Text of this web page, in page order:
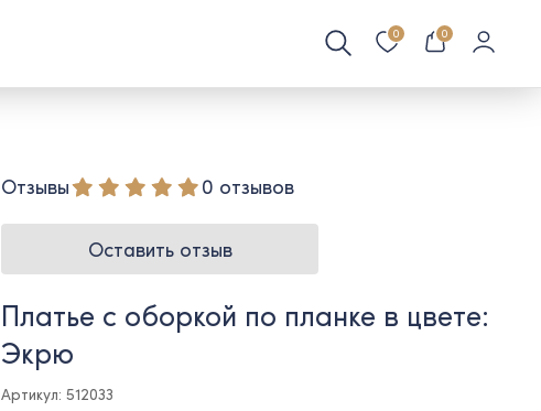
0 0
Отзывы 0 отзывов
Оставить отзыв
Платье с оборкой по планке в цвете:
Экрю
Артикул: 512033